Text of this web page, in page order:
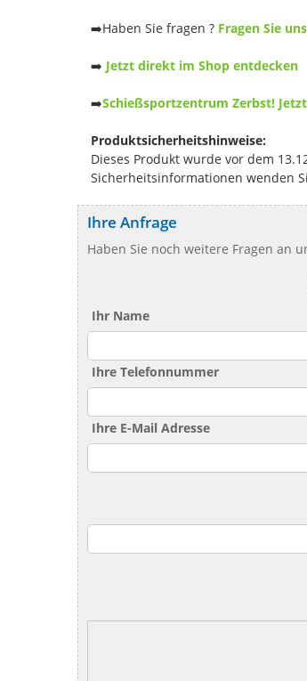
➡️Haben Sie fragen ? Fragen Sie
➡️ Jetzt direkt im Shop entdecken
➡️Schießsportzentrum Zerbst!
Produktsicherheitshinweise:
Dieses Produkt wurde vor dem
Sicherheitsinformationen wenden
Ihre Anfrage
Haben Sie noch weitere Fragen an
Ihr Name
Ihre Telefonnummer
Ihre E-Mail Adresse